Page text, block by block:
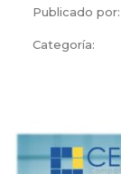
Publicado por:
Categoría: